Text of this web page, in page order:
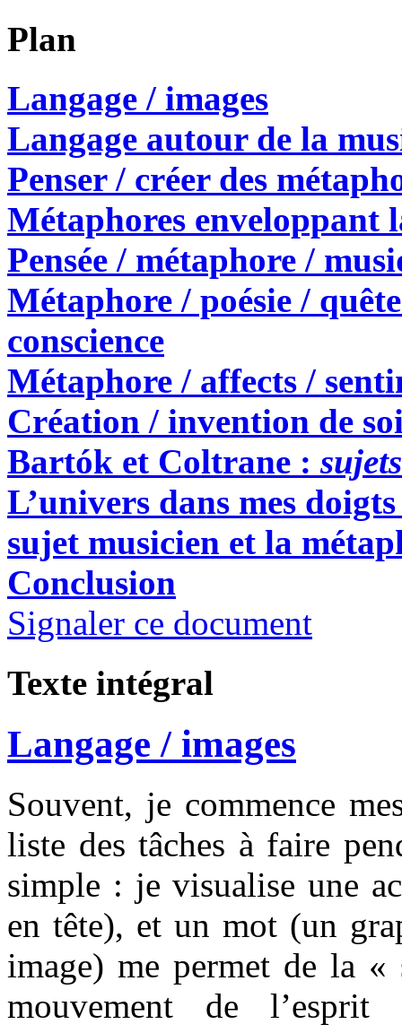
Plan
Langage / images
Langage autour de la
Penser / créer des
Métaphores enveloppant
Pensée / métaphore /
Métaphore / poésie /
conscience
Métaphore / affects /
Création / invention de
Bartók et Coltrane :
L’univers dans mes
sujet musicien et la
Conclusion
Signaler ce document
Texte intégral
Langage / images
Souvent, je commence
liste des tâches à faire
simple : je visualise une
en tête), et un mot (un
image) me permet de la
mouvement de l’esprit